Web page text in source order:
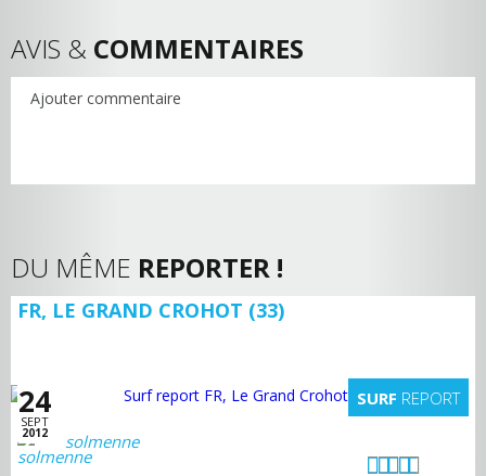
AVIS & COMMENTAIRES
Ajouter commentaire
DU MÊME REPORTER !
FR, LE GRAND CROHOT (33)
24
SEPT
2012
SURF REPORT
solmenne